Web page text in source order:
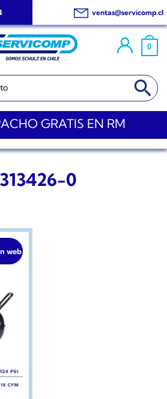
ventas@servicomp.cl
0
BOTÓN DE
GRATIS EN RM
0
web